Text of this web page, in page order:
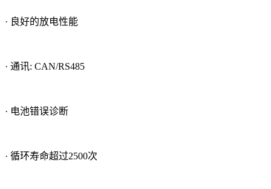
· 良好的放电性能
· 通讯: CAN/RS485
· 电池错误诊断
· 循环寿命超过2500次